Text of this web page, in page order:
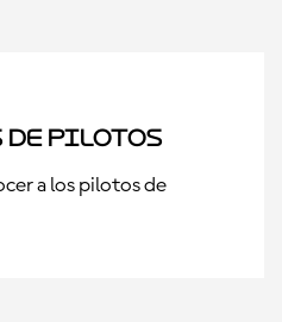
Pilotos
a los pilotos de